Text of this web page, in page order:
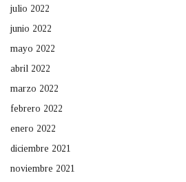
julio 2022
junio 2022
mayo 2022
abril 2022
marzo 2022
febrero 2022
enero 2022
diciembre 2021
noviembre 2021